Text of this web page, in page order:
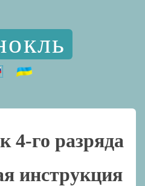
4-го разряда
инструкция